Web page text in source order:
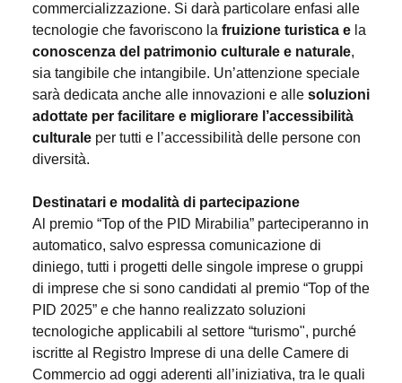
commercializzazione. Si darà particolare enfasi alle
tecnologie che favoriscono la fruizione turistica e la
conoscenza del patrimonio culturale e naturale,
sia tangibile che intangibile. Un’attenzione speciale
sarà dedicata anche alle innovazioni e alle soluzioni
adottate per facilitare e migliorare l’accessibilità
culturale per tutti e l’accessibilità delle persone con
diversità.
Destinatari e modalità di partecipazione
Al premio “Top of the PID Mirabilia” parteciperanno in
automatico, salvo espressa comunicazione di
diniego, tutti i progetti delle singole imprese o gruppi
di imprese che si sono candidati al premio “Top of the
PID 2025” e che hanno realizzato soluzioni
tecnologiche applicabili al settore “turismo", purché
iscritte al Registro Imprese di una delle Camere di
Commercio ad oggi aderenti all’iniziativa, tra le quali